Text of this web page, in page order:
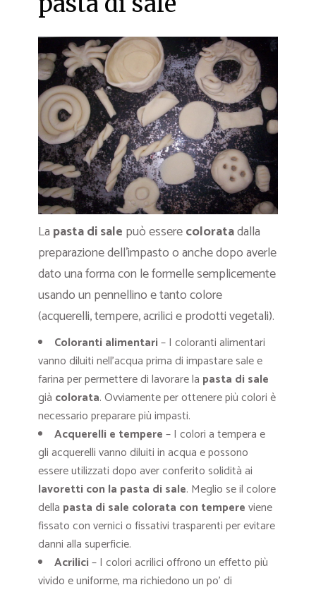
La pasta di sale può esserecoloratadalla
preparazione dell’impasto o anche dopo averle
dato una forma con le formelle semplicemente
usando un pennellino e tanto colore
(acquerelli, tempere, acrilici e prodotti vegetali).
Coloranti alimentari– I coloranti alimentari
vanno diluiti nell’acqua prima di impastare sale e
farina per permettere di lavorare la pasta di sale
già colorata. Ovviamente per ottenere più colori è
necessario preparare più impasti.
Acquerelli e tempere– I colori a tempera e
gli acquerelli vanno diluiti in acqua e possono
essere utilizzati dopo aver conferito solidità ai
lavoretti con la pasta di sale. Meglio se il colore
della pasta di sale colorata con tempereviene
fissato con vernici o fissativi trasparenti per evitare
danni alla superficie.
Acrilici– I colori acrilici offrono un effetto più
vivido e uniforme, ma richiedono un po’ di